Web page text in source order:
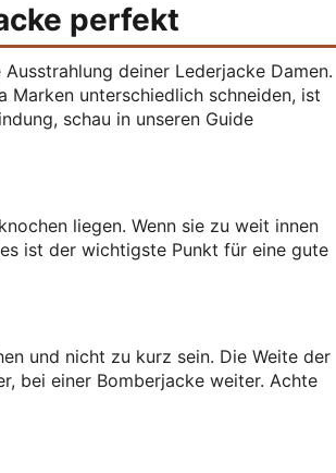
perfekt
deiner Lederjacke Damen.
unterschiedlich schneiden, ist
schau in unseren Guide
liegen. Wenn sie zu weit innen
ist der wichtigste Punkt für eine gute
und nicht zu kurz sein. Die Weite der
bei einer Bomberjacke weiter. Achte